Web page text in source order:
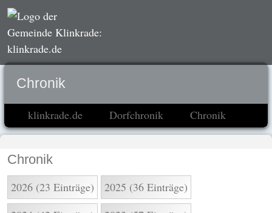
Chronik
klinkrade.de Dorfchronik Chronik
Chronik
2026 (23 Einträge)
2025 (36 Einträge)